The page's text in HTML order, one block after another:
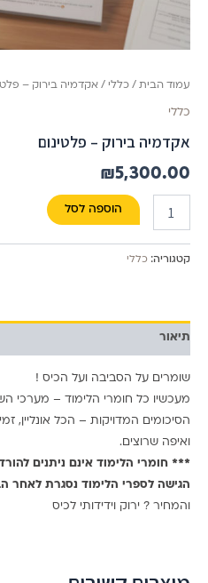
עמוד הבית / כללי / אקדמיה בירוק –
כללי
אקדמיה בירוק – פלטינום
₪5,300.00
הוספה לסל
קטגוריה: כללי
תיאור
שומרים על הסביבה ועל הכיס !
מעכשיו כל חומרי הלימוד – מערכי
הסיכומים המדויקות – הכל אונליין,
ואיפה שרוצים.
*** חומרי הלימוד אינם ניתנים
הגישה לספרי הלימוד נסגרת לאחר
והמחיר ? ירוק וידידותי לכיס